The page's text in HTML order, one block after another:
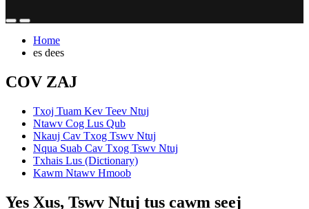
Home
es dees
COV ZAJ
Txoj Tuam Kev Teev Ntuj
Ntawv Cog Lus Qub
Nkauj Cav Txog Tswv Ntuj
Nqua Suab Cav Txog Tswv Ntuj
Txhais Lus (Dictionary)
Kawm Ntawv Hmoob
Yes Xus, Tswv Ntuj tus cawm seej